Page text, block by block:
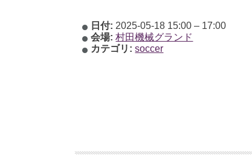
日付: 2025-05-18 15:00 – 17:00
会場: 村田機械グランド
カテゴリ: soccer